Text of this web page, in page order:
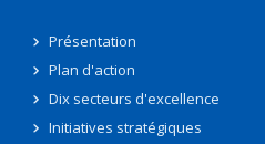
Présentation
Plan d'action
Dix secteurs d'excellence
Initiatives stratégiques